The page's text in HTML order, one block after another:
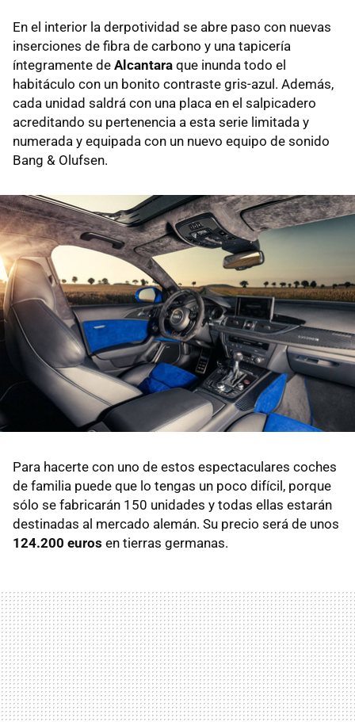
En el interior la derpotividad se abre paso con nuevas
inserciones de fibra de carbono y una tapicería
íntegramente de Alcantara que inunda todo el
habitáculo con un bonito contraste gris-azul. Además,
cada unidad saldrá con una placa en el salpicadero
acreditando su pertenencia a esta serie limitada y
numerada y equipada con un nuevo equipo de sonido
Bang & Olufsen.
Para hacerte con uno de estos espectaculares coches
de familia puede que lo tengas un poco difícil, porque
sólo se fabricarán 150 unidades y todas ellas estarán
destinadas al mercado alemán. Su precio será de unos
124.200 euros en tierras germanas.